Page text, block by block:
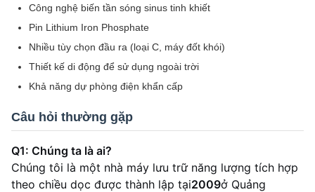
Công nghệ biến tần sóng sinus tinh khiết
Pin Lithium Iron Phosphate
Nhiều tùy chọn đầu ra (loại C, máy đốt khói)
Thiết kế di động để sử dụng ngoài trời
Khả năng dự phòng điện khẩn cấp
Câu hỏi thường gặp
Q1: Chúng ta là ai?
Chúng tôi là một nhà máy lưu trữ năng lượng tích hợp
theo chiều dọc được thành lập tại2009ở Quảng